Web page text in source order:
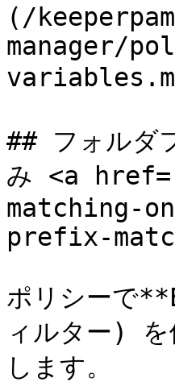
(/
manager/
## フォル
み <a
matching-
prefix-
ポリシーで
ィルター) を
します。